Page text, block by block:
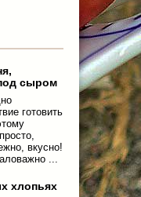
сыром
готовить
вкусно!
...
хлопьях